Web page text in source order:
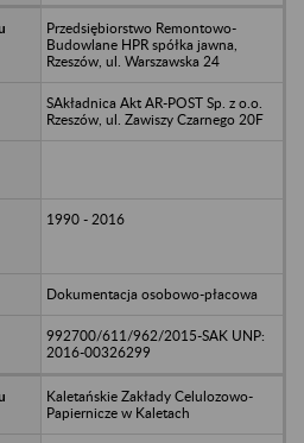
Przedsiębiorstwo Remontowo-
Budowlane HPR spółka jawna,
Rzeszów, ul. Warszawska 24
SAkładnica Akt AR-POST Sp. z o.o.
Rzeszów, ul. Zawiszy Czarnego 20F
1990 - 2016
Dokumentacja osobowo-płacowa
992700/611/962/2015-SAK UNP:
2016-00326299
Kaletańskie Zakłady Celulozowo-
Papiernicze w Kaletach